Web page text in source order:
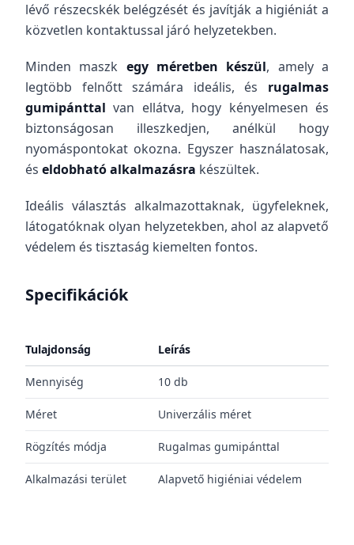
lévő részecskék belégzését és javítják a higiéniát a
közvetlen kontaktussal járó helyzetekben.
Minden maszk egy méretben készül, amely a
legtöbb felnőtt számára ideális, és rugalmas
gumipánttal van ellátva, hogy kényelmesen és
biztonságosan illeszkedjen, anélkül hogy
nyomáspontokat okozna. Egyszer használatosak,
és eldobható alkalmazásra készültek.
Ideális választás alkalmazottaknak, ügyfeleknek,
látogatóknak olyan helyzetekben, ahol az alapvető
védelem és tisztaság kiemelten fontos.
Specifikációk
Tulajdonság Leírás
Mennyiség 10 db
Méret Univerzális méret
Rögzítés módja Rugalmas gumipánttal
Alkalmazási terület Alapvető higiéniai védelem